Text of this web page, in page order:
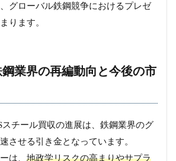
グローバル鉄鋼競争におけるプレゼ
ります。
業界の再編動向と今後の市
スチール買収の進展は、鉄鋼業界のグ
させる引き金となっています。
は、 地政学リスクの高まりやサプラ